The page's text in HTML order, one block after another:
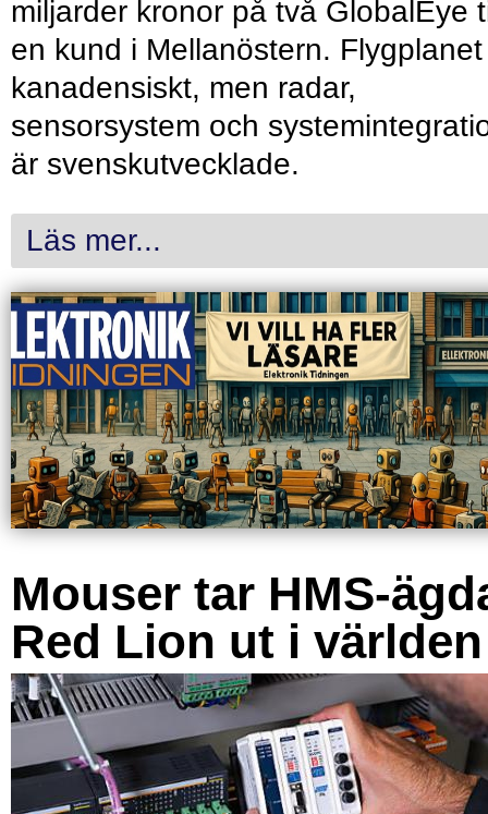
miljarder kronor på två GlobalEye
en kund i Mellanöstern.
kanadensiskt, men radar,
sensorsystem och
är svenskutvecklade.
Läs mer...
Mouser tar HMS-
Red Lion ut i världen